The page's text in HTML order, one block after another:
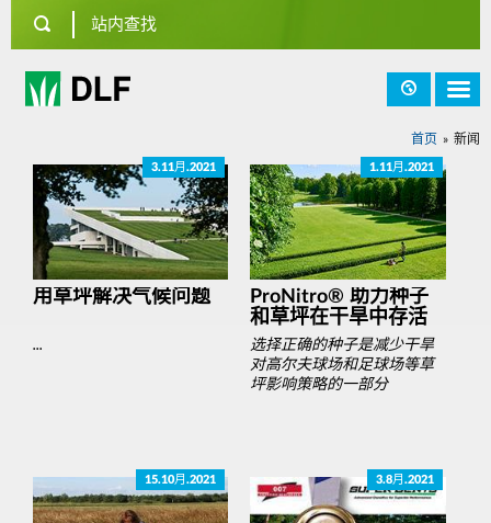
首页 新闻
用草坪解决气候问题
...
3.11月.2021
ProNitro® 助力种子
和草坪在干旱中存活
选择正确的种子是减少干旱
对高尔夫球场和足球场等草
坪影响策略的一部分
1.11月.2021
15.10月.2021 3.8月.2021